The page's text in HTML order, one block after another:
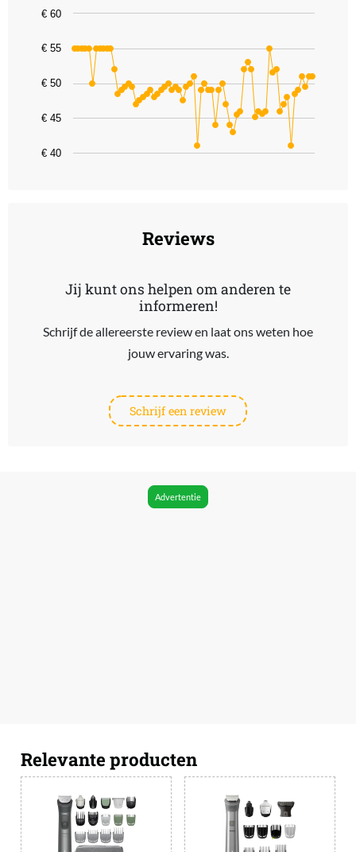
Chart
Line chart with 67 data points.
The chart has 1 X axis displaying categories.
The chart has 1 Y axis displaying values. Data ranges from 40.99
€ 40
€ 45
€ 50
€ 55
€ 60
Reviews
Jij kunt ons helpen om anderen te
informeren!
Schrijf de allereerste review en laat ons weten hoe
jouw ervaring was.
Schrijf een review
Advertentie
Relevante producten